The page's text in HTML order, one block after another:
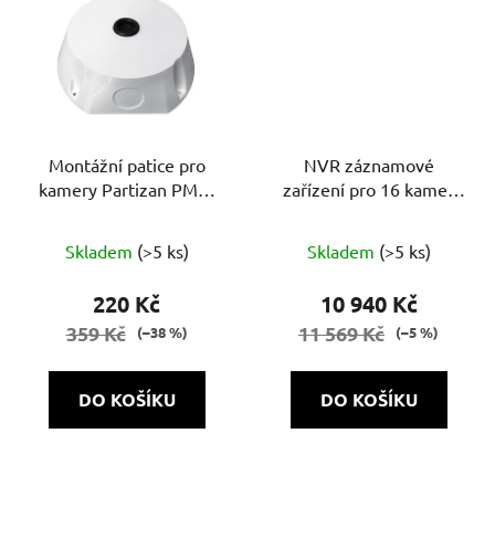
Montážní patice pro
kamery Partizan PMB-
Skladem (>5 ks)
220 Kč
359 Kč (–38 %)
DO KOŠÍKU
NVR záznamové
zařízení pro 16 kamer
Skladem (>5 ks)
10 940 Kč
11 569 Kč (–5 %)
DO KOŠÍKU